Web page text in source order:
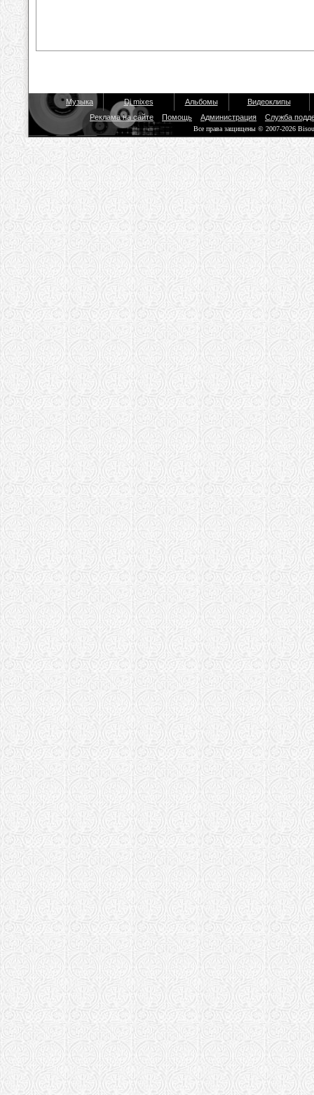
Музыка Dj mixes Альбомы
Видеоклипы
Реклама на сайте
Помощь Администрация Служба
Все права защищены © 2007-2026